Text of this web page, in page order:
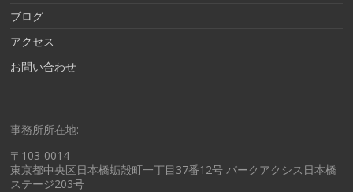
ブログ
アクセス
お問い合わせ
事務所所在地:
〒103-0014
東京都中央区日本橋蛎殻町一丁目37番12号 パークアクシス日本橋
ステージ203号